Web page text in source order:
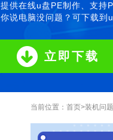
提供在线u盘PE制作、支持
你说电脑没问题？可下载到
立即下载
当前位置： 首页>装机问题